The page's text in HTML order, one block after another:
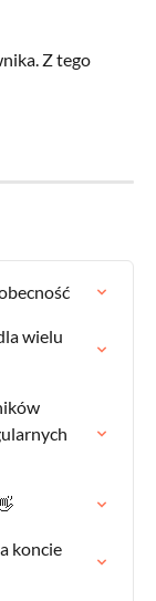
Z tego
wielu
koncie